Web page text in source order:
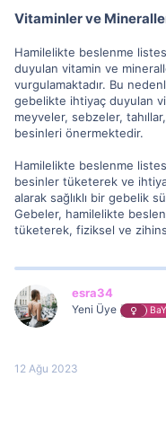
Vitaminler ve
Hamilelikte beslenme
duyulan vitamin ve
vurgulamaktadır. Bu
gebelikte ihtiyaç duyulan
meyveler, sebzeler,
besinleri önermektedir.
Hamilelikte beslenme
besinler tüketerek ve
alarak sağlıklı bir gebelik
Gebeler, hamilelikte
tüketerek, fiziksel ve
esra34
Yeni Üye
12 Ağu 2023